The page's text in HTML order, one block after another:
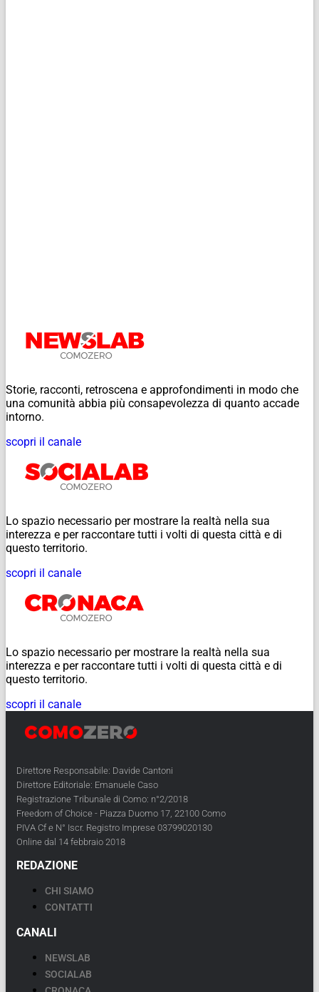
Storie, racconti, retroscena e approfondimenti in modo che
una comunità abbia più consapevolezza di quanto accade
intorno.
scopri il canale
Lo spazio necessario per mostrare la realtà nella sua
interezza e per raccontare tutti i volti di questa città e di
questo territorio.
scopri il canale
Lo spazio necessario per mostrare la realtà nella sua
interezza e per raccontare tutti i volti di questa città e di
questo territorio.
scopri il canale
Direttore Responsabile: Davide Cantoni
Direttore Editoriale: Emanuele Caso
Registrazione Tribunale di Como: n°2/2018
Freedom of Choice - Piazza Duomo 17, 22100 Como
PIVA Cf e N° Iscr. Registro Imprese 03799020130
Online dal 14 febbraio 2018
REDAZIONE
CHI SIAMO
CONTATTI
CANALI
NEWSLAB
SOCIALAB